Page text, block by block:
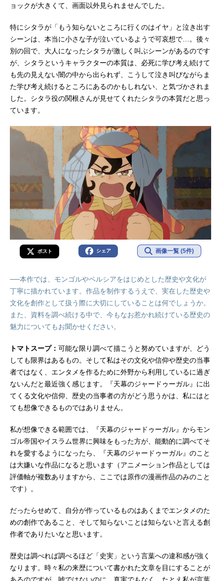
ョックが大きくて、画面以外見られませんでした。
特にシタラが「もう知らないところに行くのはイヤ」と泣き出す
シーンは、本当に小さな子が泣いているようで可哀想で…。後々
別の回で、大人になったシタラが激しく叫ぶシーンがあるのです
が、シタラというキャラクターの本質は、必死に学び考え続けて
も先の見えない闇の中から出られず、こうして泣き叫びながらま
た学び考え続けるところにあるのかもしれない、と気づかされま
した。シタラ役の関根さんが見せてくれたシタラの本質だと思っ
ています。
ポスト シェア 画像一覧 (5件)
──本作では、モンゴルやペルシアをはじめとした歴史や文化が
丁寧に描かれています。作品を制作するうえで、実在した歴史や
文化を創作として扱う際に大切にしていることは何でしょうか。
また、資料を調べ続ける中で、今もなお惹かれ続けている歴史の
魅力についてもお聞かせください。
トマトスープ： 可能な限り調べて描こうと努めていますが、どう
しても限界はあるもの。そして私はその文化や信仰や歴史の当事
者ではなく、エンタメを作るために外野から利用しているに過ぎ
ないんだと最近強く感じます。『天幕のジャードゥーガル』に出
てくる文化や信仰、歴史の当事者の方がどう思うかは、私にはと
ても想像できるものではありません。
私が想像できる範囲では、『天幕のジャードゥーガル』からモン
ゴル帝国やイスラム世界に興味をもった方が、能動的に調べてそ
れを愛するようになったら、『天幕のジャードゥーガル』のこと
は大嫌いな作品になると思います（アニメーション作品としては
評価軸が複数ありますから、ここでは原作の漫画作品のみのこと
です）。
だったらせめて、自分が作っているものはあくまでエンタメのた
めの創作であること、そして知らないことは知らないと言える創
作者でありたいなと思います。
歴史は調べれば調べるほど「史実」という言葉への違和感が強く
なります。時々私の来歴について書かれた文章を目にすることが
あるのですが、嘘ではないのに、真実でもなく、たとえ私が言葉